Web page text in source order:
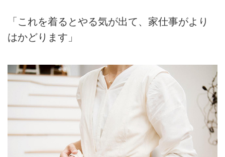
「これを着るとやる気が出て、家仕事がより
はかどります」